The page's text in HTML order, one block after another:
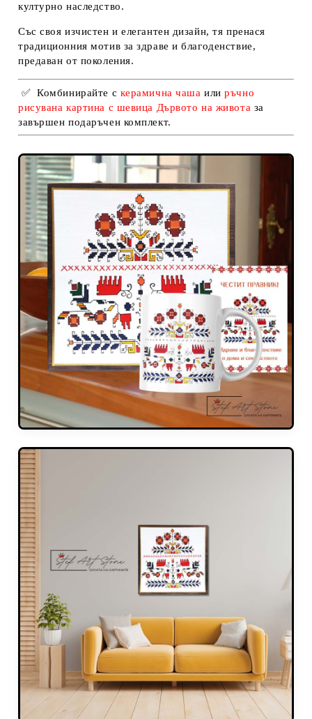
културно наследство.
Със своя изчистен и елегантен дизайн, тя пренася
традиционния мотив за здраве и благоденствие,
предаван от поколения.
✅ Комбинирайте с керамична чашаили ръчно
рисувана картина с шевица Дървото на живота за
завършен подаръчен комплект.